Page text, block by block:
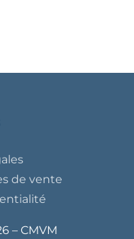
de vente
– CMVM